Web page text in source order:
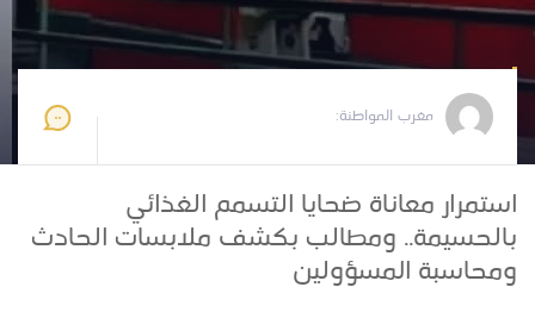
مغرب المواطنة:
استمرار معاناة ضحايا التسمم الغذائي
بالحسيمة.. ومطالب بكشف ملابسات الحادث
ومحاسبة المسؤولين